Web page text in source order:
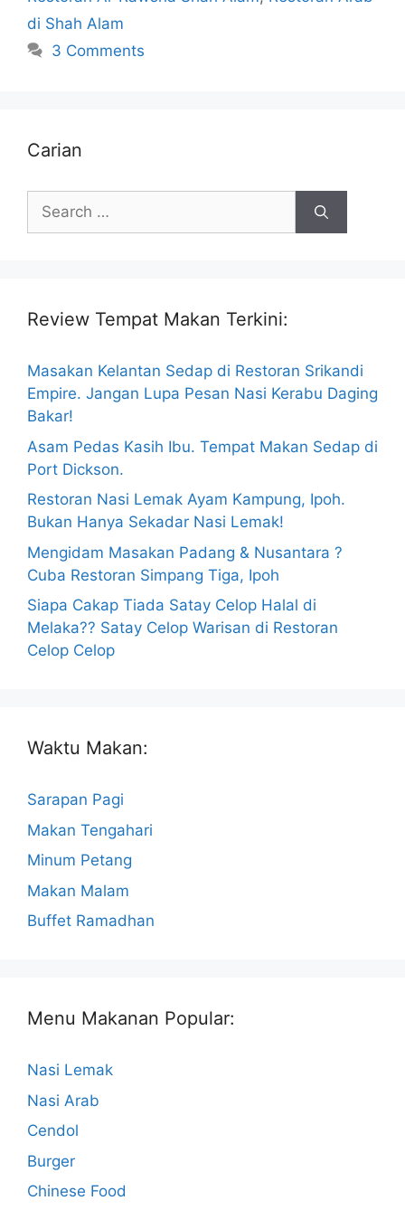
di Shah Alam
3 Comments
Carian
Search
for:
Review Tempat Makan Terkini:
Masakan Kelantan Sedap di Restoran Srikandi
Empire. Jangan Lupa Pesan Nasi Kerabu Daging
Bakar!
Asam Pedas Kasih Ibu. Tempat Makan Sedap di
Port Dickson.
Restoran Nasi Lemak Ayam Kampung, Ipoh.
Bukan Hanya Sekadar Nasi Lemak!
Mengidam Masakan Padang & Nusantara ?
Cuba Restoran Simpang Tiga, Ipoh
Siapa Cakap Tiada Satay Celop Halal di
Melaka?? Satay Celop Warisan di Restoran
Celop Celop
Waktu Makan:
Sarapan Pagi
Makan Tengahari
Minum Petang
Makan Malam
Buffet Ramadhan
Menu Makanan Popular:
Nasi Lemak
Nasi Arab
Cendol
Burger
Chinese Food